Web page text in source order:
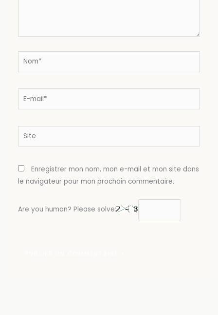
Nom*
E-
Site
Enregistrer mon nom, mon e-mail et mon site dans
le navigateur pour mon prochain commentaire.
Are you human? Please solve: